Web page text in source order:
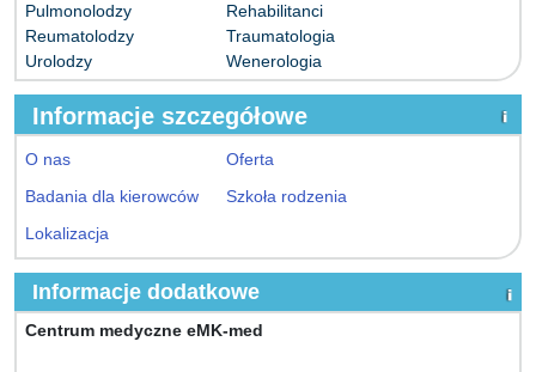
Pulmonolodzy
Rehabilitanci
Reumatolodzy
Traumatologia
Urolodzy
Wenerologia
Informacje szczegółowe
O nas
Oferta
Badania dla kierowców
Szkoła rodzenia
Lokalizacja
Informacje dodatkowe
Centrum medyczne eMK-med